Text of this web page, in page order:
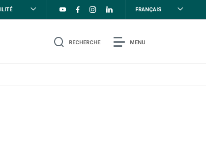
FRANÇAIS
RECHERCHE MENU